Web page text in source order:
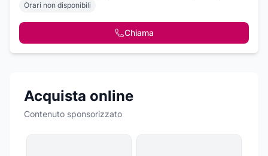
Orari non disponibili
Chiama
Acquista online
Contenuto sponsorizzato